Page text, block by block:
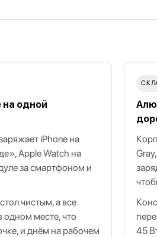
на одной
iPhone на
Apple Watch на
за смартфоном и
чистым, а все
одном месте, что
и днём на рабочем
45